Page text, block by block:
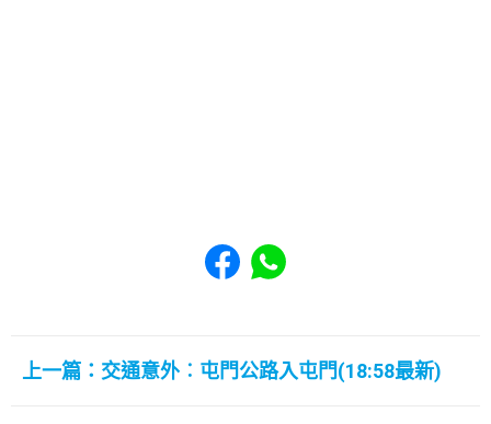
Share to Facebook
Share to WhatsApp
上一篇：交通意外︰屯門公路入屯門(18:58最新)